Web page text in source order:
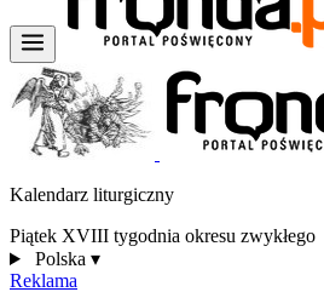
Kalendarz liturgiczny
Piątek XVIII tygodnia okresu zwykłego
Polska ▾
Reklama